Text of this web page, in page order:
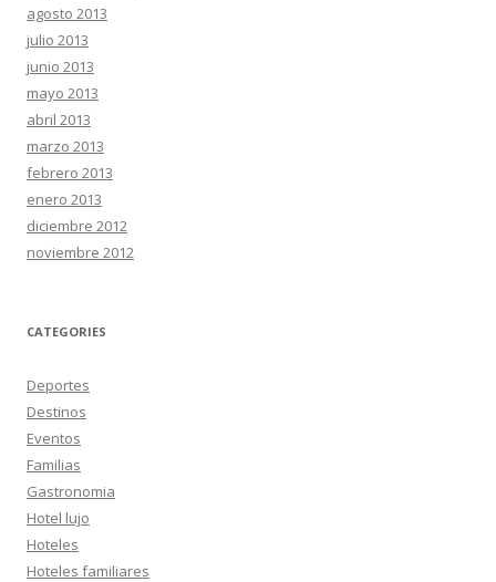
agosto 2013
julio 2013
junio 2013
mayo 2013
abril 2013
marzo 2013
febrero 2013
enero 2013
diciembre 2012
noviembre 2012
CATEGORIES
Deportes
Destinos
Eventos
Familias
Gastronomia
Hotel lujo
Hoteles
Hoteles familiares